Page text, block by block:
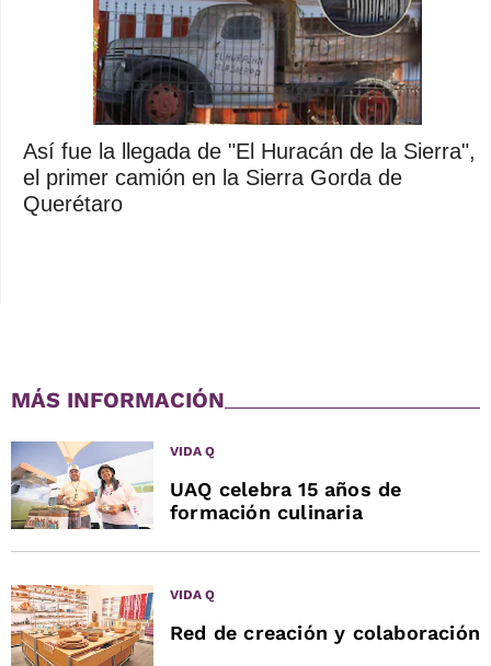
Así fue la llegada de "El Huracán de la Sierra",
el primer camión en la Sierra Gorda de
Querétaro
MÁS INFORMACIÓN
VIDA Q
UAQ celebra 15 años de
formación culinaria
VIDA Q
Red de creación y colaboración